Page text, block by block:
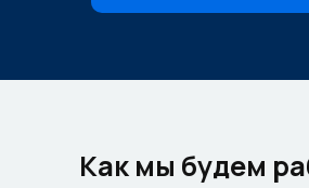
Как мы будем